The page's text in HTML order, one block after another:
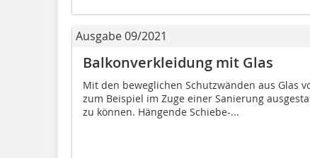
Ausgabe 09/2021
Balkonverkleidung mit Glas
Mit den beweglichen Schutzwänden aus Glas
zum Beispiel im Zuge einer Sanierung
zu können. Hängende Schiebe-...